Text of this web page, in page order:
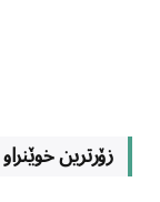
زۆرترین خوێنراو